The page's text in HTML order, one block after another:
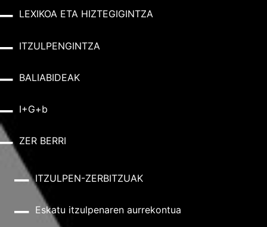
LEXIKOA ETA HIZTEGIGINTZA
ITZULPENGINTZA
BALIABIDEAK
I+G+b
ZER BERRI
ITZULPEN-ZERBITZUAK
Eskatu itzulpenaren aurrekontua